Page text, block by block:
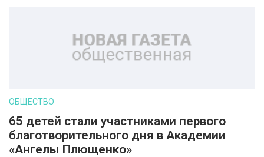
ОБЩЕСТВО
65 детей стали участниками первого
благотворительного дня в Академии
«Ангелы Плющенко»